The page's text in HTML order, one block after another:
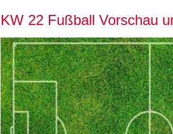
KW 22 Fußball Vorschau
Zeige
grösseres
Bild